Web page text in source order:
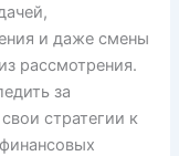
и даже смены
рассмотрения.
за
стратегии к